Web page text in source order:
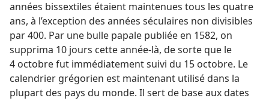
années bissextiles étaient maintenues tous les quatre
ans, à l’exception des années séculaires non divisibles
par 400. Par une bulle papale publiée en 1582, on
supprima 10 jours cette année-là, de sorte que le
4 octobre fut immédiatement suivi du 15 octobre. Le
calendrier grégorien est maintenant utilisé dans la
plupart des pays du monde. Il sert de base aux dates